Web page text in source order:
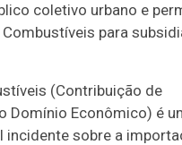
coletivo urbano e
para
(Contribuição de
Domínio Econômico) é
incidente sobre a